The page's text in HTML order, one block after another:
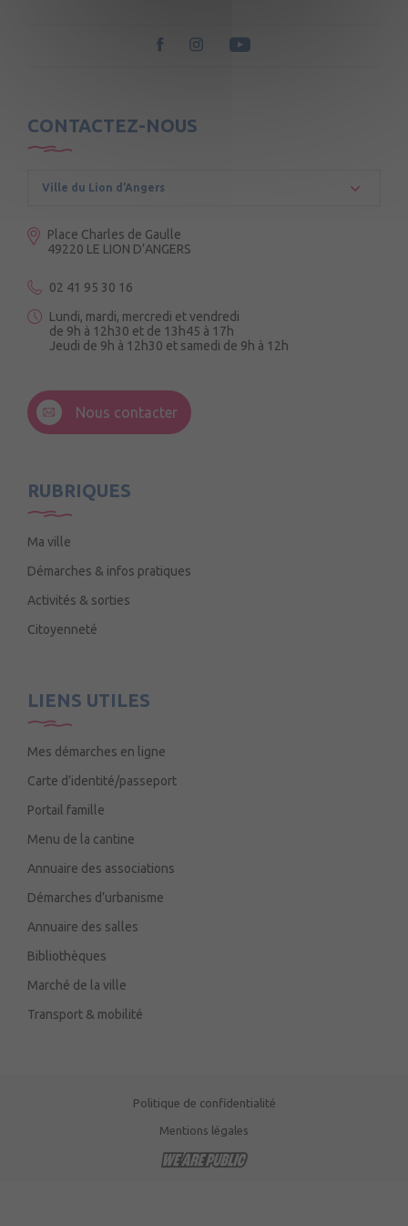
CONTACTEZ-NOUS
Ville du Lion d’Angers
Place Charles de Gaulle
49220 LE LION D’ANGERS
02 41 95 30 16
Lundi, mardi, mercredi et vendredi
de 9h à 12h30 et de 13h45 à 17h
Jeudi de 9h à 12h30 et samedi de 9h à 12h
49220 Andigné
Nous contacter
RUBRIQUES
Ma ville
Démarches & infos pratiques
Activités & sorties
Citoyenneté
LIENS UTILES
Mes démarches en ligne
Carte d’identité/passeport
Portail famille
Menu de la cantine
Annuaire des associations
Démarches d’urbanisme
Annuaire des salles
Bibliothèques
Marché de la ville
Transport & mobilité
Politique de confidentialité
Mentions légales